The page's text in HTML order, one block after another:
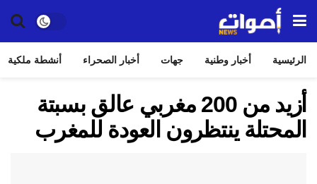
الرئيسية أخبار وطنية جهات أخبار الصحراء أنشطة ملكية
أزيد من 200 مغربي عالق بسبتة
المحتلة ينتظرون العودة للمغرب